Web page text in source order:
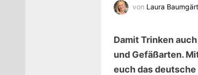
von Laura
Damit Trinken
und Gefäßarten.
euch das deutsche